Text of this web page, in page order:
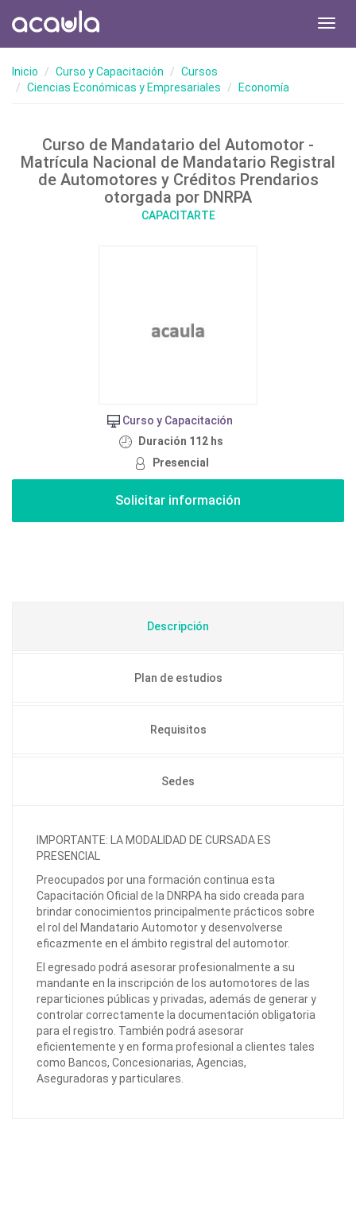
Inicio Curso y Capacitación
Cursos
Ciencias Económicas y Empresariales
Economía
Curso de Mandatario del Automotor -
Matrícula Nacional de Mandatario Registral
de Automotores y Créditos Prendarios
otorgada por DNRPA
CAPACITARTE
Curso y Capacitación
Duración 112 hs
Presencial
Descripción
Plan de estudios
Requisitos
Sedes
IMPORTANTE: LA MODALIDAD DE CURSADA ES
PRESENCIAL
Preocupados por una formación continua esta
Capacitación Oficial de la DNRPA ha sido creada para
brindar conocimientos principalmente prácticos sobre
el rol del Mandatario Automotor y desenvolverse
eficazmente en el ámbito registral del automotor.
El egresado podrá asesorar profesionalmente a su
mandante en la inscripción de los automotores de las
reparticiones públicas y privadas, además de generar y
controlar correctamente la documentación obligatoria
para el registro. También podrá asesorar
eficientemente y en forma profesional a clientes tales
como Bancos, Concesionarias, Agencias,
Aseguradoras y particulares.